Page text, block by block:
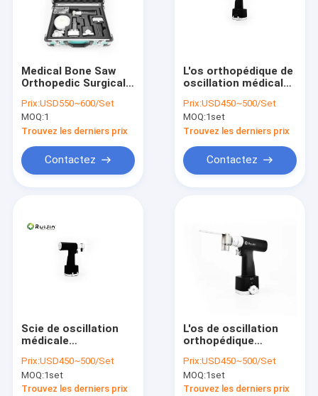
Medical Bone Saw
Orthopedic Surgical
Electric Surgery Tool
air Oscillating Saw
Ruijin NS-1511 CE
Certified
Prix:USD550~600/Set
MOQ:1
Trouvez les derniers prix
Contactez
L'os orthopédique de
oscillation médical
vu le blanc noir
Prix:USD450~500/Set
MOQ:1set
Trouvez les derniers prix
Contactez
Scie de oscillation
médicale
machines-outils de
chirurgie de
traumatisme
Prix:USD450~500/Set
MOQ:1set
Trouvez les derniers prix
L'os de oscillation
orthopédique
chirurgie commune
Prix:USD450~500/Set
MOQ:1set
Trouvez les derniers prix